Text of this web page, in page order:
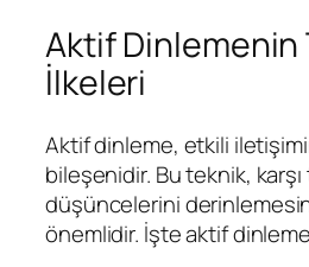
Aktif Dinlemenin
İlkeleri
Aktif dinleme, etkili
bileşenidir. Bu teknik,
düşüncelerini
önemlidir. İşte aktif